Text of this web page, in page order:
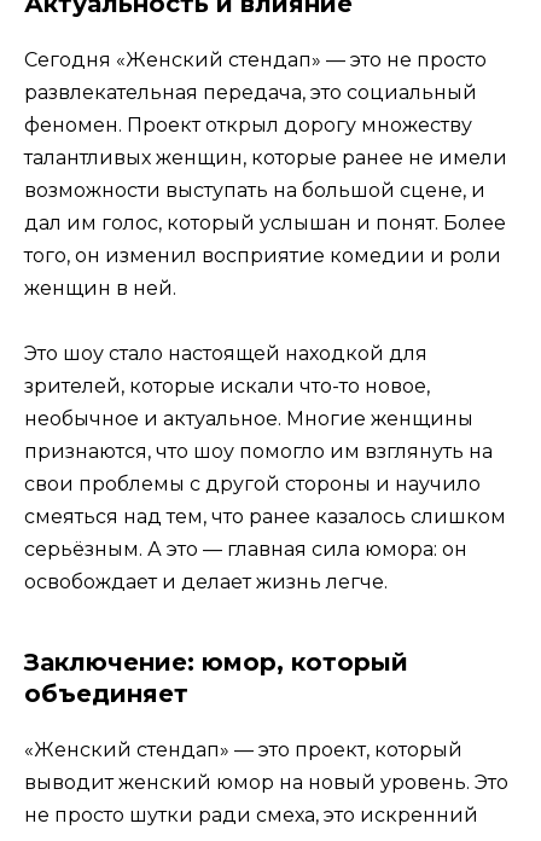
Сегодня «Женский стендап» — это не просто
развлекательная передача, это социальный
феномен. Проект открыл дорогу множеству
талантливых женщин, которые ранее не имели
возможности выступать на большой сцене, и
дал им голос, который услышан и понят. Более
того, он изменил восприятие комедии и роли
женщин в ней.
Это шоу стало настоящей находкой для
зрителей, которые искали что-то новое,
необычное и актуальное. Многие женщины
признаются, что шоу помогло им взглянуть на
свои проблемы с другой стороны и научило
смеяться над тем, что ранее казалось слишком
серьёзным. А это — главная сила юмора: он
освобождает и делает жизнь легче.
Заключение: юмор, который
объединяет
«Женский стендап» — это проект, который
выводит женский юмор на новый уровень. Это
не просто шутки ради смеха, это искренний